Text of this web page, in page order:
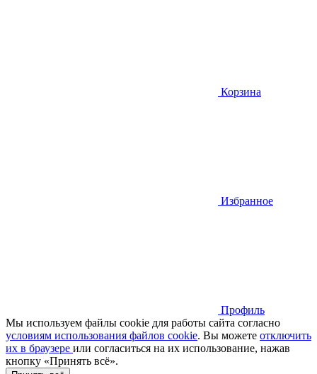
Корзина
Избранное
Профиль
Мы используем файлы cookie для работы сайта согласно
условиям использования файлов cookie. Вы можете отключить
их в браузере или cогласиться на их использование, нажав
кнопку «Принять всё».